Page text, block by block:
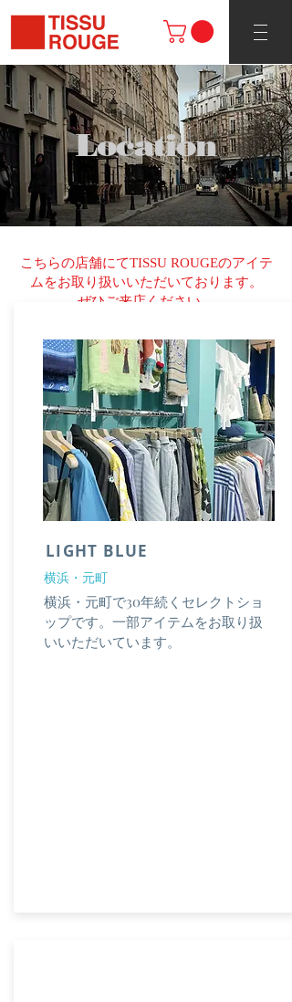
Location
こちらの店舗にてTISSU ROUGEのアイテ
ムをお取り扱いいただいております。
​ぜひご来店ください。
LIGHT BLUE
横浜・元町
​横浜・元町で30年続くセレクトショ
ップです。一部アイテムをお取り扱
いいただいています。